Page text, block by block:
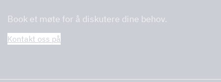
Book et møte for å diskutere dine behov.
Kontakt oss på